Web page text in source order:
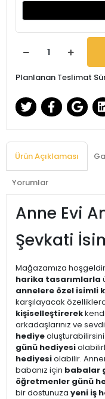
Planlanan Teslimat
Ürün Açıklaması
Yorumlar
Anne Evi
Şevkati
Mağazamıza
harika tasarımlarla
annelere özel isimli
karşılayacak
kişiselleştirerek
arkadaşlarınız ve
hediye
günü hediyesi
hediyesiolabilir.
babanız için babalar
öğretmenler günü
bir dostunuza yeni iş